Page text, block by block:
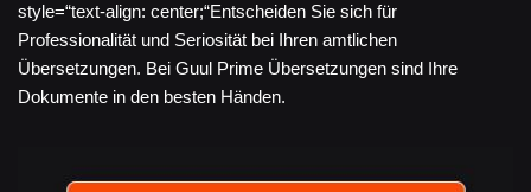
style=“text-align: center;“Entscheiden Sie sich für
Professionalität und Seriosität bei Ihren amtlichen
Übersetzungen. Bei Guul Prime Übersetzungen sind Ihre
Dokumente in den besten Händen.